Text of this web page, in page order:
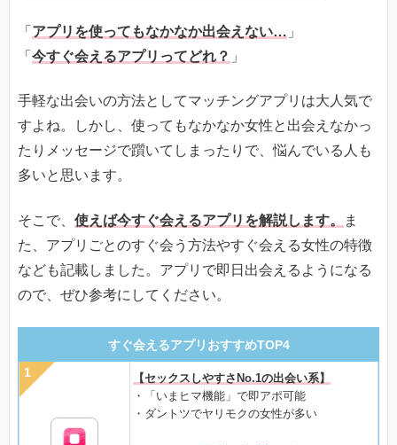
「 アプリを使ってもなかなか出会えない… 」
「 今すぐ会えるアプリってどれ？ 」
手軽な出会いの方法としてマッチングアプリは大人気で
すよね。しかし、使ってもなかなか女性と出会えなかっ
たりメッセージで躓いてしまったりで、悩んでいる人も
多いと思います。
そこで、 使えば今すぐ会えるアプリを解説します。
ま
た、アプリごとのすぐ会う方法やすぐ会える女性の特徴
なども記載しました。アプリで即日出会えるようになる
ので、ぜひ参考にしてください。
すぐ会えるアプリおすすめTOP4
【セックスしやすさNo.1の出会い系】
・「いまヒマ機能」で即アポ可能
・ダントツでヤリモクの女性が多い